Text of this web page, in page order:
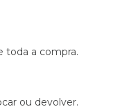
toda a compra.
ou devolver.